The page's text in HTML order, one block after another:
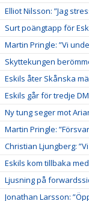
Elliot Nilsson: ”Jag
Surt poängtapp för
Martin Pringle: ”Vi
Skyttekungen
Eskils åter Skånska
Eskils går för tredje
Ny tung seger mot
Martin Pringle:
Christian Ljungberg:
Eskils kom tillbaka
Ljusning på
Jonathan Larsson: